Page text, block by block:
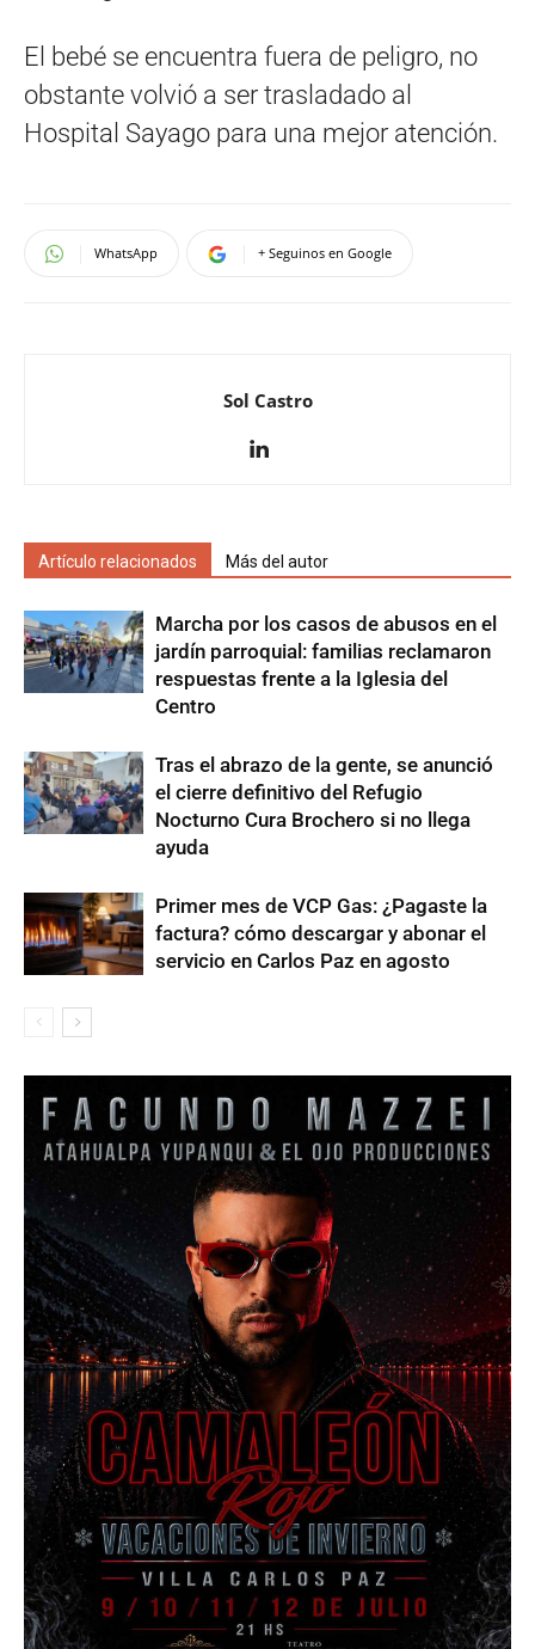
El bebé se encuentra fuera de peligro, no
obstante volvió a ser trasladado al
Hospital Sayago para una mejor atención.
WhatsApp + Seguinos en Google
Sol Castro
Artículo relacionados Más del autor
Marcha por los casos de abusos en el
jardín parroquial: familias reclamaron
respuestas frente a la Iglesia del
Centro
Tras el abrazo de la gente, se anunció
el cierre definitivo del Refugio
Nocturno Cura Brochero si no llega
ayuda
Primer mes de VCP Gas: ¿Pagaste la
factura? cómo descargar y abonar el
servicio en Carlos Paz en agosto